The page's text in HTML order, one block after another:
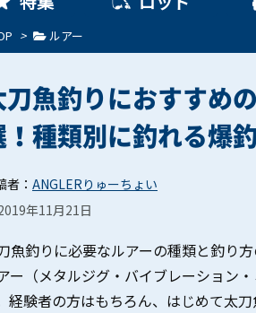
> ルアー
刀魚釣りにおすすめ
！種類別に釣れる爆
者： ANGLERりゅーちょい
年11月21日
魚釣りに必要なルアーの種類と釣り
ー（メタルジグ・バイブレーション
経験者の方はもちろん、はじめて太